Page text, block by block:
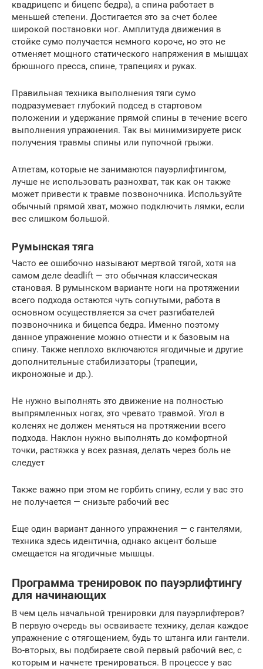
квадрицепс и бицепс бедра), а спина работает в
меньшей степени. Достигается это за счет более
широкой постановки ног. Амплитуда движения в
стойке сумо получается немного короче, но это не
отменяет мощного статического напряжения в мышцах
брюшного пресса, спине, трапециях и руках.
Правильная техника выполнения тяги сумо
подразумевает глубокий подсед в стартовом
положении и удержание прямой спины в течение всего
выполнения упражнения. Так вы минимизируете риск
получения травмы спины или пупочной грыжи.
Атлетам, которые не занимаются пауэрлифтингом,
лучше не использовать разнохват, так как он также
может привести к травме позвоночника. Используйте
обычный прямой хват, можно подключить лямки, если
вес слишком большой.
Румынская тяга
Часто ее ошибочно называют мертвой тягой, хотя на
самом деле deadlift — это обычная классическая
становая. В румынском варианте ноги на протяжении
всего подхода остаются чуть согнутыми, работа в
основном осуществляется за счет разгибателей
позвоночника и бицепса бедра. Именно поэтому
данное упражнение можно отнести и к базовым на
спину. Также неплохо включаются ягодичные и другие
дополнительные стабилизаторы (трапеции,
икроножные и др.).
Не нужно выполнять это движение на полностью
выпрямленных ногах, это чревато травмой. Угол в
коленях не должен меняться на протяжении всего
подхода. Наклон нужно выполнять до комфортной
точки, растяжка у всех разная, делать через боль не
следует
Также важно при этом не горбить спину, если у вас это
не получается — снизьте рабочий вес
Еще один вариант данного упражнения — с гантелями,
техника здесь идентична, однако акцент больше
смещается на ягодичные мышцы.
Программа тренировок по пауэрлифтингу
для начинающих
В чем цель начальной тренировки для пауэрлифтеров?
В первую очередь вы осваиваете технику, делая каждое
упражнение с отягощением, будь то штанга или гантели.
Во-вторых, вы подбираете свой первый рабочий вес, с
которым и начнете тренироваться. В процессе у вас